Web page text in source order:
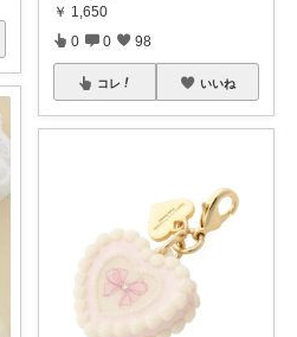
￥ 1,650
0 0 98
コレ いいね